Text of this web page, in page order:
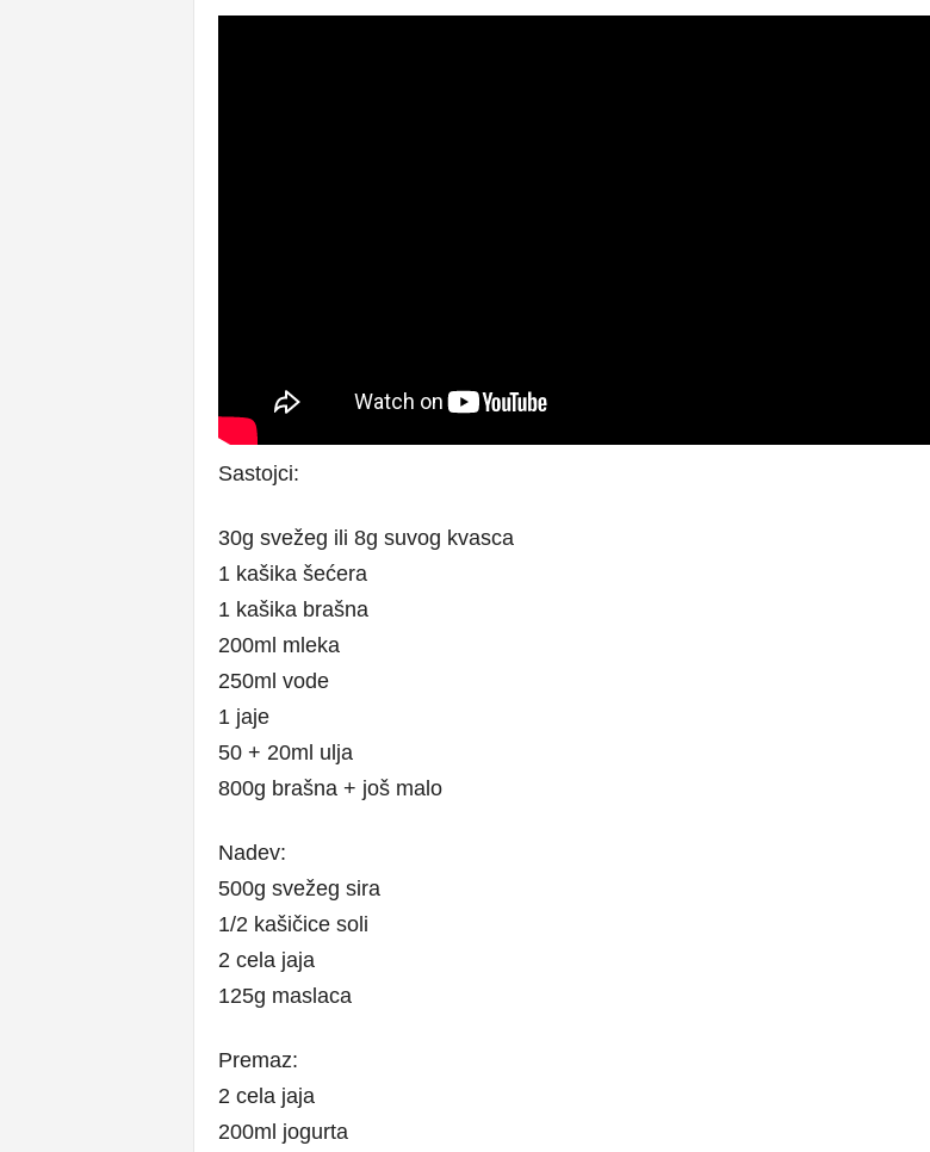
Sastojci:
30g svežeg ili 8g suvog kvasca
1 kašika šećera
1 kašika brašna
200ml mleka
250ml vode
1 jaje
50 + 20ml ulja
800g brašna + još malo
Nadev:
500g svežeg sira
1/2 kašičice soli
2 cela jaja
125g maslaca
Premaz:
2 cela jaja
200ml jogurta